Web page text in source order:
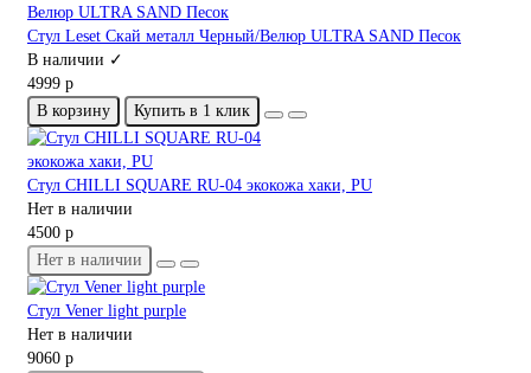
Стул Leset Скай металл Черный/Велюр ULTRA SAND Песок
В наличии ✓
4999 р
В корзину
Купить в 1 клик
Стул CHILLI SQUARE RU-04 экокожа хаки, PU
Нет в наличии
4500 р
Нет в наличии
Стул Vener light purple
Нет в наличии
9060 р